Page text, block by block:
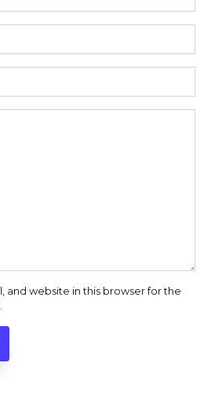
and website in this browser for the